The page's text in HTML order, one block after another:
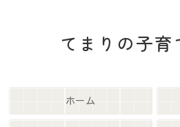
てまりの子育
ホーム